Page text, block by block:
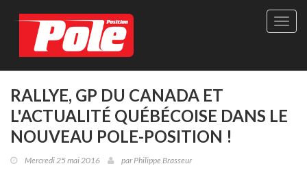
Site
Le
RALLYE, GP DU CANADA ET
L'ACTUALITÉ QUÉBÉCOISE DANS LE
NOUVEAU POLE-POSITION !
Mercredi 25 mai 2016 parPhilippe Brasseur